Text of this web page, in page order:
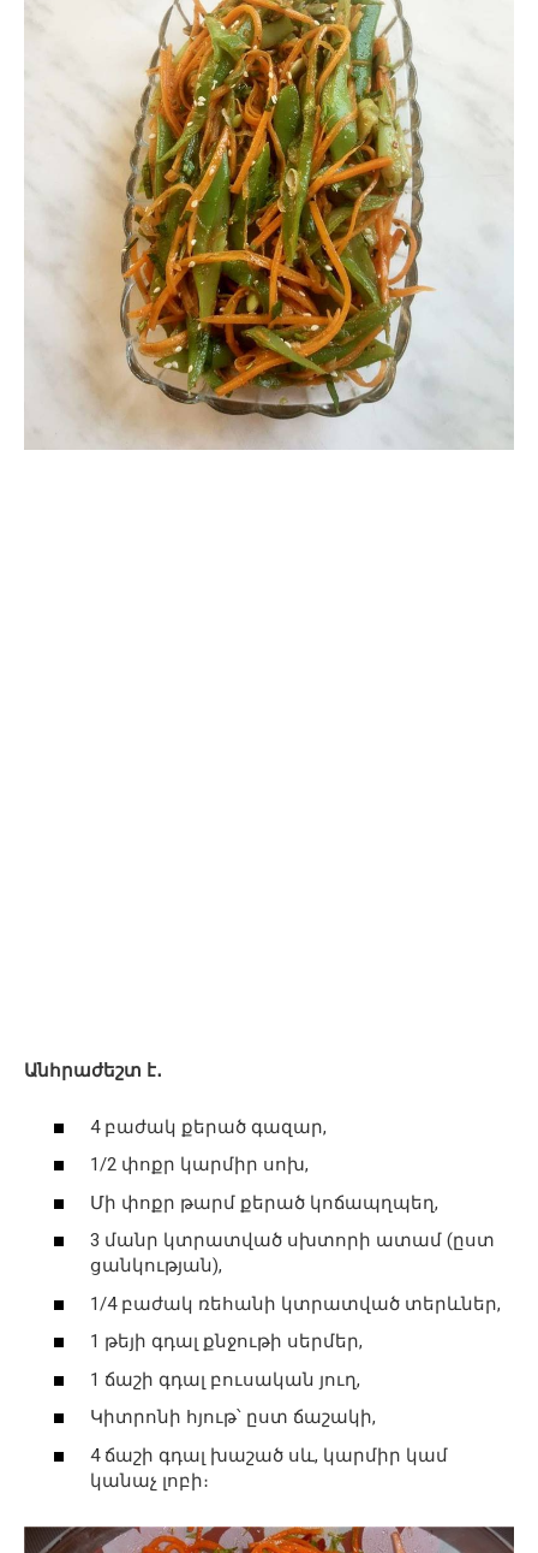
Անհրաժեշտ է․
4 բաժակ քերած գազար,
1/2 փոքր կարմիր սոխ,
Մի փոքր թարմ քերած կոճապղպեղ,
3 մանր կտրատված սխտորի ատամ (ըստ
ցանկության),
1/4 բաժակ ռեհանի կտրատված տերևներ,
1 թեյի գդալ քնջութի սերմեր,
1 ճաշի գդալ բուսական յուղ,
Կիտրոնի հյութ՝ ըստ ճաշակի,
4 ճաշի գդալ խաշած սև, կարմիր կամ
կանաչ լոբի։